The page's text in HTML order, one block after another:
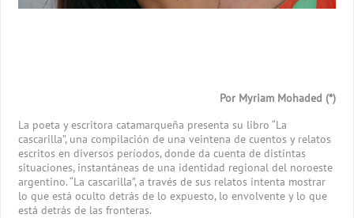
Por Myriam Mohaded (*)
La poeta y escritora catamarqueña presenta su libro “La
cascarilla”, una compilación de una veintena de cuentos y relatos
escritos en diversos períodos, donde da cuenta de distintas
situaciones, instantáneas de una identidad regional del noroeste
argentino. “La cascarilla”, a través de sus relatos intenta mostrar
lo que está oculto detrás de lo expuesto, lo envolvente y lo que
está detrás de las fronteras.